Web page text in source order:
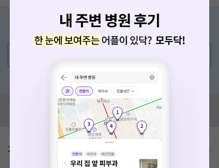
증상/치료, 궁금한 점이 있나요?
의사가 직접 답해드려요!
혹은, 의료상담 서비스에 다양한 게시글 보러가기
혹시 잘못된 병원정보가 있나요?
모두닥 팀에 알려주세요!
가격표